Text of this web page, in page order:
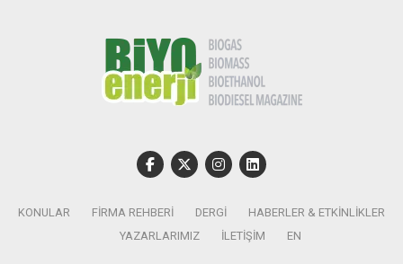
KONULAR FIRMA REHBERI DERGI
HABERLER & ETKINLIKLER
YAZARLARIMIZ
İLETIŞIM EN